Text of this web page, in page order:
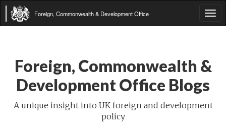
Foreign, Commonwealth & Development Office
Foreign, Commonwealth &
Development Office Blogs
A unique insight into UK foreign and development
policy